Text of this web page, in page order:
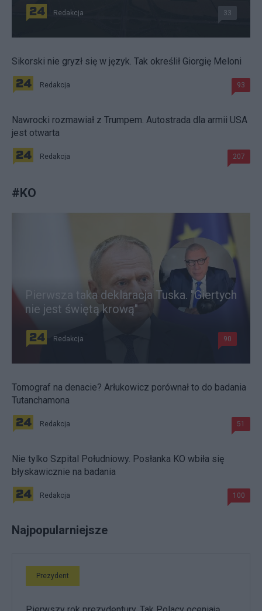
Redakcja 33
Sikorski nie gryzł się w język. Tak określił Giorgię Meloni
Redakcja 93
Nawrocki rozmawiał z Trumpem. Autostrada dla armii USA
jest otwarta
Redakcja 207
#KO
Pierwsza taka deklaracja Tuska. "Giertych
nie jest świętą krową"
Redakcja 90
Tomograf na denacie? Arłukowicz porównał to do badania
Tutanchamona
Redakcja 51
Nie tylko Szpital Południowy. Posłanka KO wbiła się
błyskawicznie na badania
Redakcja 100
Najpopularniejsze
Prezydent